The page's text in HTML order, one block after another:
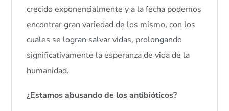
crecido exponencialmente y a la fecha podemos
encontrar gran variedad de los mismo, con los
cuales se logran salvar vidas, prolongando
significativamente la esperanza de vida de la
humanidad.
¿Estamos abusando de los antibióticos?